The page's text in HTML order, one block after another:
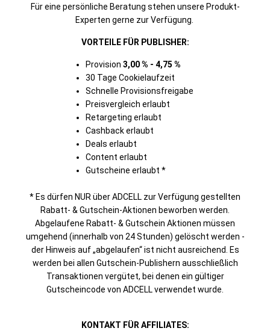
Für eine persönliche Beratung stehen unsere Produkt-
Experten gerne zur Verfügung.
VORTEILE FÜR PUBLISHER:
Provision 3,00 % - 4,75 %
30 Tage Cookielaufzeit
Schnelle Provisionsfreigabe
Preisvergleich erlaubt
Retargeting erlaubt
Cashback erlaubt
Deals erlaubt
Content erlaubt
Gutscheine erlaubt *
* Es dürfen NUR über ADCELL zur Verfügung gestellten
Rabatt- & Gutschein-Aktionen beworben werden.
Abgelaufene Rabatt- & Gutschein Aktionen müssen
umgehend (innerhalb von 24 Stunden) gelöscht werden -
der Hinweis auf „abgelaufen“ ist nicht ausreichend. Es
werden bei allen Gutschein-Publishern ausschließlich
Transaktionen vergütet, bei denen ein gültiger
Gutscheincode von ADCELL verwendet wurde.
KONTAKT FÜR AFFILIATES: